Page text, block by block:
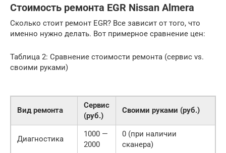
Стоимость ремонта EGR Nissan Almera
Сколько стоит ремонт EGR? Все зависит от того, что
именно нужно делать. Вот примерное сравнение цен:
Таблица 2: Сравнение стоимости ремонта (сервис vs.
своими руками)
Вид ремонта
Сервис
(руб.)
Своими руками (руб.)
Диагностика
1000 —
2000
0 (при наличии
сканера)